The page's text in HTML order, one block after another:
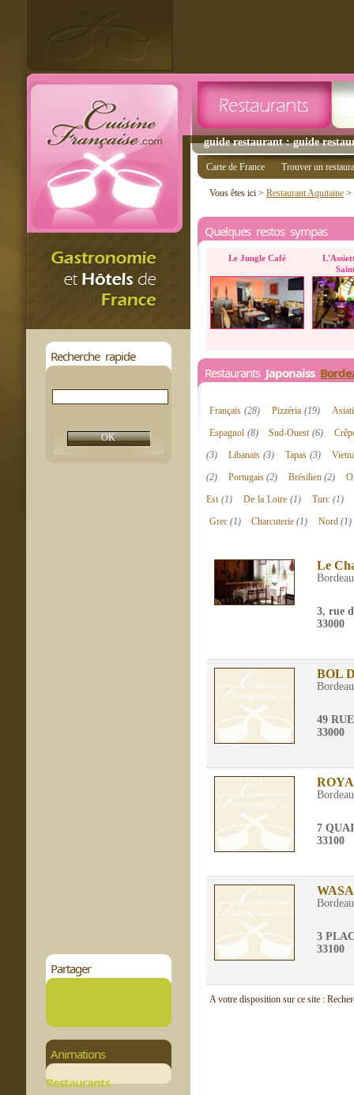
guide restaurant : guide
Recherche rapide
Partager
Animations
Restaurants
Carte de France Trouver un
Vous êtes ici > Restaurant Aquitaine >
Quelques restos sympas
Le Jungle Café
Restaurants Japonaiss
Français(28) Pizzéria(19)
Espagnol (8) Sud-Ouest (6)
(3)
Libanais (3) Tapas (3)
(2)
Portugais (2) Brésilien (2)
Est (1) De la Loire (1) Turc (1)
Grec (1) Charcuterie(1) Nord (1)
Le
3, rue
33000
BOL
49
33000
7
33100
3
33100
A votre disposition sur ce site :